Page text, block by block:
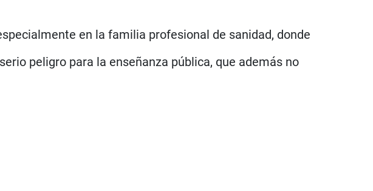
en la familia profesional de sanidad, donde
peligro para la enseñanza pública, que además no